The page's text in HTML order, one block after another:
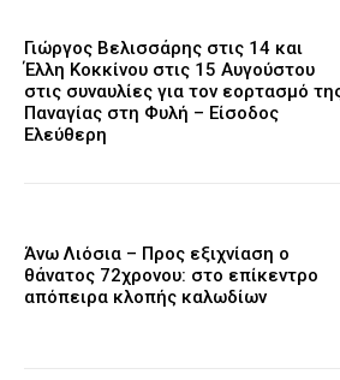
Γιώργος Βελισσάρης στις 14 και
Έλλη Κοκκίνου στις 15 Αυγούστου
στις συναυλίες για τον εορτασμό
Παναγίας στη Φυλή – Είσοδος
Ελεύθερη
Άνω Λιόσια – Προς εξιχνίαση ο
θάνατος 72χρονου: στο επίκεντρο
απόπειρα κλοπής καλωδίων